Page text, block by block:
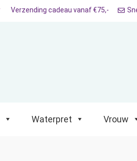
Verzending cadeau vanaf €75,-
Waterpret Vrouw